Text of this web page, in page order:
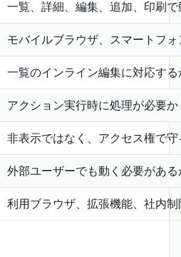
一覧、詳細、編集、追加、印刷で
モバイルブラウザ、スマートフ
一覧のインライン編集に対応する
アクション実行時に処理が必要か
非表示ではなく、アクセス権で
外部ユーザーでも動く必要がある
利用ブラウザ、拡張機能、社内